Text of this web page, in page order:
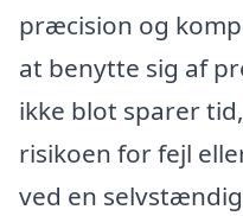
præcision og
at benytte sig af
ikke blot sparer
risikoen for fejl
ved en